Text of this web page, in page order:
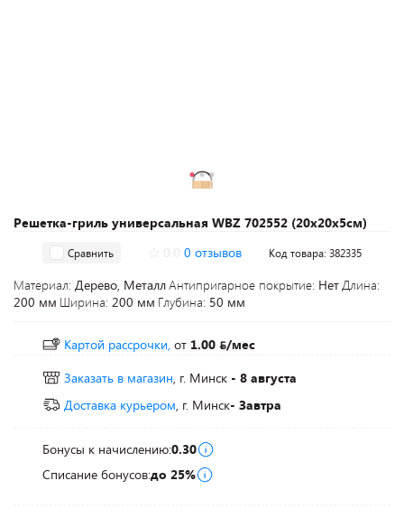
Решетка-гриль универсальная WBZ 702552 (20х20х5см)
Сравнить 0 отзывов Код товара: 382335
Материал: Дерево, МеталлАнтипригарное покрытие: НетДлина:
200 мм Ширина: 200 мм Глубина: 50 мм
Картой рассрочки, от 1.00
/мес
Заказать в магазин, г. Минск - 8 августа
Доставка курьером, г. Минск- Завтра
Бонусы к начислению:0.30
Списание бонусов:до 25%